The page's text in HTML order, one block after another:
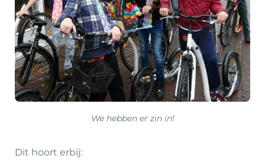
We hebben er zin in!
Dit hoort erbij: